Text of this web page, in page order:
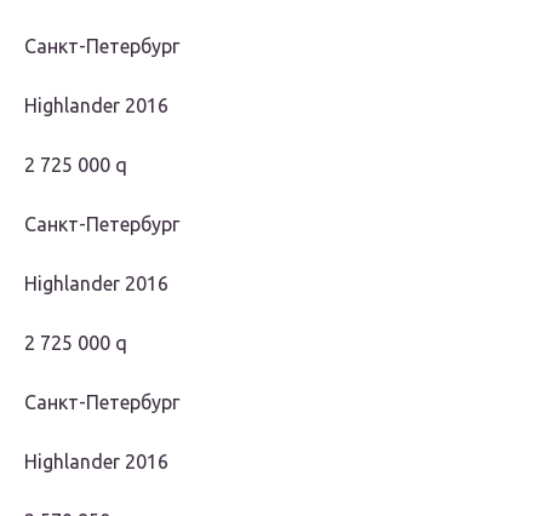
Санкт-Петербург
Highlander 2016
2 725 000 q
Санкт-Петербург
Highlander 2016
2 725 000 q
Санкт-Петербург
Highlander 2016